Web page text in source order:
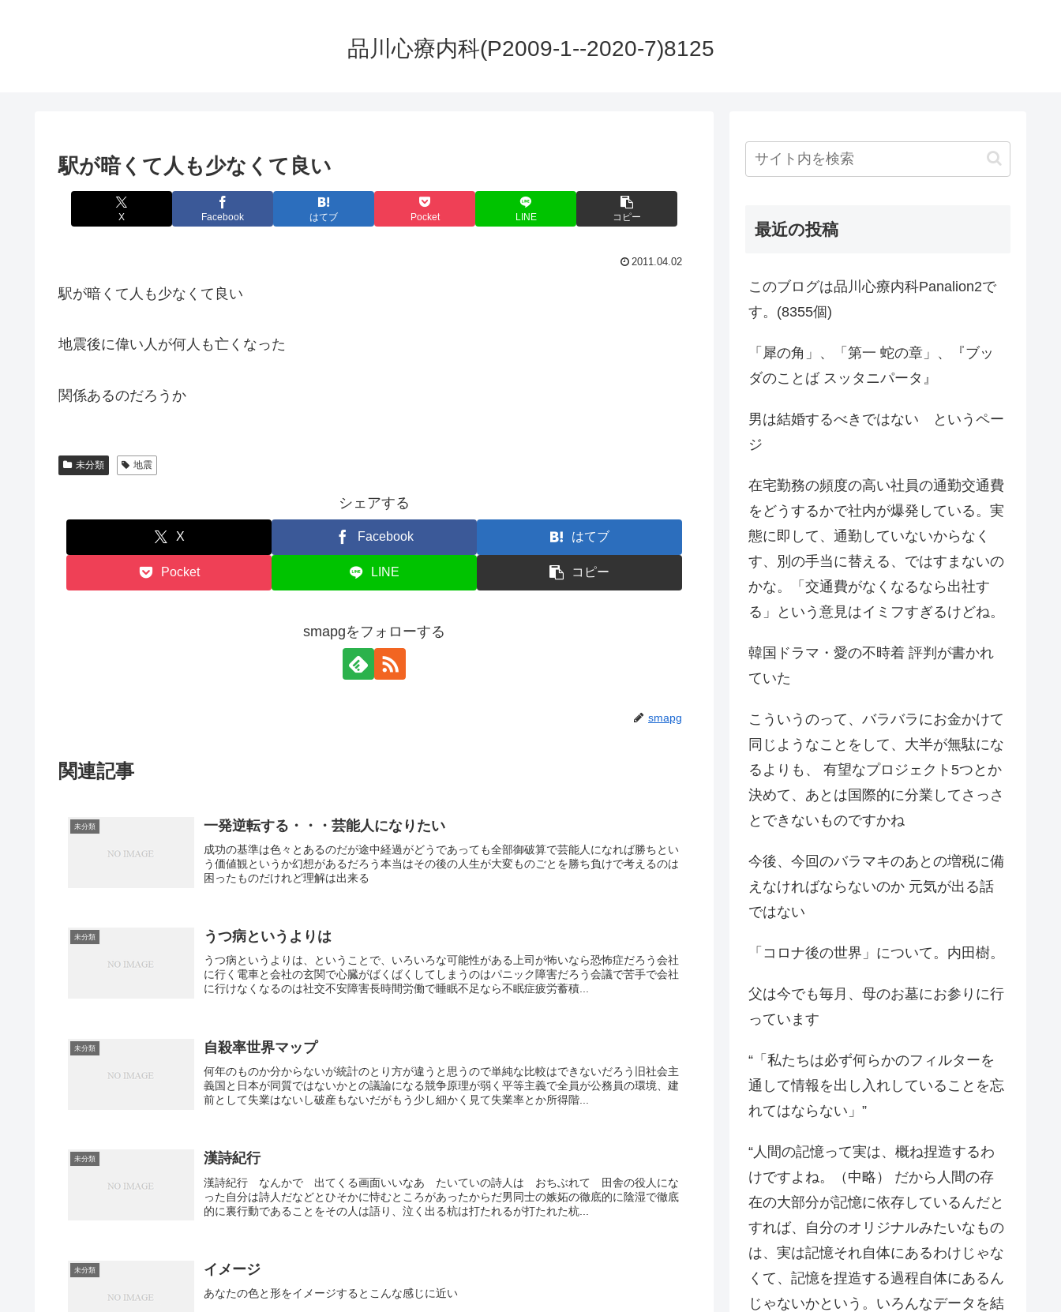
品川心療内科(P2009-1--2020-7)8125
駅が暗くて人も少なくて良い
X Facebook はてブ Pocket LINE コピー
2011.04.02
駅が暗くて人も少なくて良い
地震後に偉い人が何人も亡くなった
関係あるのだろうか
未分類 地震
シェアする
X Facebook はてブ
Pocket LINE コピー
smapgをフォローする
smapg
関連記事
未分類 一発逆転する・・・芸能人になりたい
成功の基準は色々とあるのだが途中経過がどうであっても全部御破算で芸能人になれば勝ちとい
う価値観というか幻想があるだろう本当はその後の人生が大変ものごとを勝ち負けで考えるのは
困ったものだけれど理解は出来る
未分類 うつ病というよりは
うつ病というよりは、ということで、いろいろな可能性がある上司が怖いなら恐怖症だろう会社
に行く電車と会社の玄関で心臓がばくばくしてしまうのはパニック障害だろう会議で苦手で会社
に行けなくなるのは社交不安障害長時間労働で睡眠不足なら不眠症疲労蓄積...
未分類 自殺率世界マップ
何年のものか分からないが統計のとり方が違うと思うので単純な比較はできないだろう旧社会主
義国と日本が同質ではないかとの議論になる競争原理が弱く平等主義で全員が公務員の環境、建
前として失業はないし破産もないだがもう少し細かく見て失業率とか所得階...
未分類 漢詩紀行
漢詩紀行 なんかで 出てくる画面いいなあ たいていの詩人は おちぶれて 田舎の役人にな
った自分は詩人だなどとひそかに恃むところがあったからだ男同士の嫉妬の徹底的に陰湿で徹底
的に裏行動であることをその人は語り、泣く出る杭は打たれるが打たれた杭...
未分類 イメージ
あなたの色と形をイメージするとこんな感じに近い
最近の投稿
このブログは品川心療内科Panalion2で
す。(8355個)
「犀の角」、「第一 蛇の章」、『ブッ
ダのことば スッタニパータ』
男は結婚するべきではない というペー
ジ
在宅勤務の頻度の高い社員の通勤交通費
をどうするかで社内が爆発している。実
態に即して、通勤していないからなく
す、別の手当に替える、ではすまないの
かな。「交通費がなくなるなら出社す
る」という意見はイミフすぎるけどね。
韓国ドラマ・愛の不時着 評判が書かれ
ていた
こういうのって、バラバラにお金かけて
同じようなことをして、大半が無駄にな
るよりも、 有望なプロジェクト5つとか
決めて、あとは国際的に分業してさっさ
とできないものですかね
今後、今回のバラマキのあとの増税に備
えなければならないのか 元気が出る話
ではない
「コロナ後の世界」について。内田樹。
父は今でも毎月、母のお墓にお参りに行
っています
“「私たちは必ず何らかのフィルターを
通して情報を出し入れしていることを忘
れてはならない」”
“人間の記憶って実は、概ね捏造するわ
けですよね。（中略） だから人間の存
在の大部分が記憶に依存しているんだと
すれば、自分のオリジナルみたいなもの
は、実は記憶それ自体にあるわけじゃな
くて、記憶を捏造する過程自体にあるん
じゃないかという。いろんなデータを結